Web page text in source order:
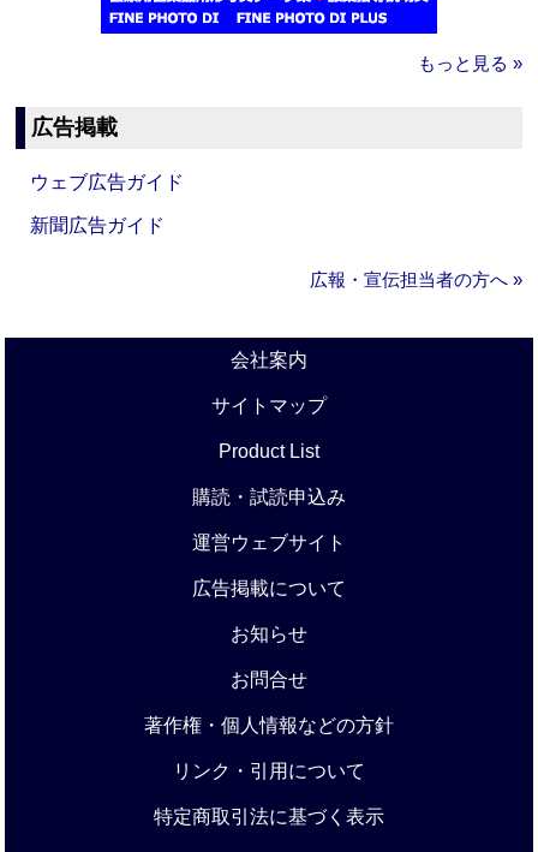
もっと見る »
広告掲載
ウェブ広告ガイド
新聞広告ガイド
広報・宣伝担当者の方へ »
会社案内
サイトマップ
Product List
購読・試読申込み
運営ウェブサイト
広告掲載について
お知らせ
お問合せ
著作権・個人情報などの方針
リンク・引用について
特定商取引法に基づく表示